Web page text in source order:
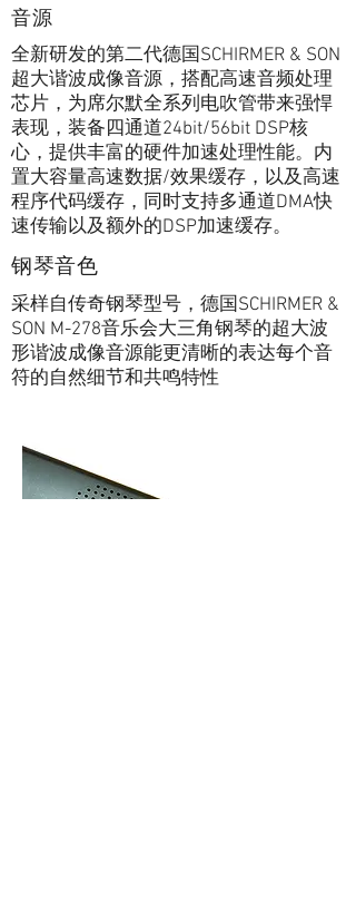
音源
全新研发的第二代德国SCHIRMER & SON
超大谐波成像音源，搭配高速音频处理
芯片，为席尔默全系列电吹管带来强悍
表现，装备四通道24bit/56bit DSP核
心，提供丰富的硬件加速处理性能。内
置大容量高速数据/效果缓存，以及高速
程序代码缓存，同时支持多通道DMA快
速传输以及额外的DSP加速缓存。
钢琴音色
采样自传奇钢琴型号，德国SCHIRMER &
SON M-278音乐会大三角钢琴的超大波
形谐波成像音源能更清晰的表达每个音
符的自然细节和共鸣特性